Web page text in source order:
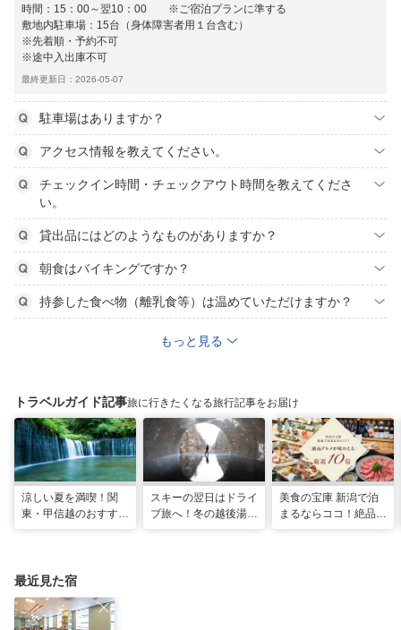
時間：15：00～翌10：00 ※ご宿泊プランに準する
敷地内駐車場：15台（身体障害者用１台含む）
※先着順・予約不可
※途中入出庫不可
最終更新日：2026-05-07
駐車場はありますか？
アクセス情報を教えてください。
チェックイン時間・チェックアウト時間を教えてくださ
い。
貸出品にはどのようなものがありますか？
朝食はバイキングですか？
持参した食べ物（離乳食等）は温めていただけますか？
もっと見る
トラベルガイド記事旅に行きたくなる旅行記事をお届け
涼しい夏を満喫！関
東・甲信越のおすすめ
スキーの翌日はドライ
ブ旅へ！冬の越後湯沢
美食の宝庫 新潟で泊
まるならココ！絶品グ
最近見た宿